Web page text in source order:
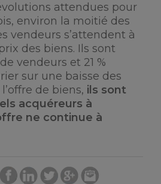
attendues pour
environ la moitié des
vendeurs s’attendent à
des biens. Ils sont
vendeurs et 21 %
sur une baisse des
de biens, ils sont
acquéreurs à
ne continue à